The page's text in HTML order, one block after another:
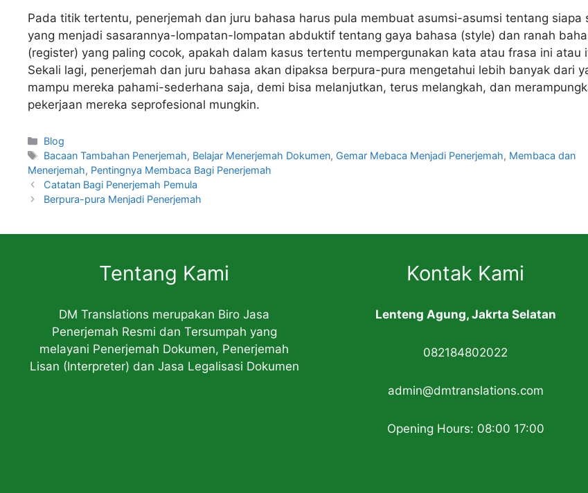
Pada titik tertentu, penerjemah dan juru bahasa harus pula membuat asumsi-asumsi tentang siapa
yang menjadi sasarannya-lompatan-lompatan abduktif tentang gaya bahasa (style) dan ranah
(register) yang paling cocok, apakah dalam kasus tertentu mempergunakan kata atau frasa ini atau
Sekali lagi, penerjemah dan juru bahasa akan dipaksa berpura-pura mengetahui lebih banyak dari
mampu mereka pahami-sederhana saja, demi bisa melanjutkan, terus melangkah, dan
pekerjaan mereka seprofesional mungkin.
Categories
Blog
Tags
Bacaan Tambahan Penerjemah, Belajar Menerjemah Dokumen, Gemar Mebaca Menjadi Penerjemah, Membaca dan
Menerjemah, Pentingnya Membaca Bagi Penerjemah
Catatan Bagi Penerjemah Pemula
Berpura-pura Menjadi Penerjemah
Tentang Kami
DM Translations merupakan Biro Jasa
Penerjemah Resmi dan Tersumpah yang
melayani Penerjemah Dokumen, Penerjemah
Lisan (Interpreter) dan Jasa Legalisasi Dokumen
Kontak Kami
Lenteng Agung, Jakrta Selatan
082184802022
admin@dmtranslations.com
Opening Hours: 08:00 17:00